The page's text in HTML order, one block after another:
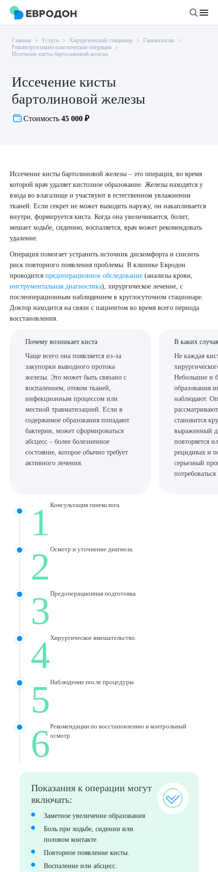
Личный кабинет
О компании
Статьи
Руководство клиники
Правовая информация
Политика конфиденциальности
Пользовательское соглашение
Врачи
Инструментальная диагностика
Хирургический стационар
Подготовка к диагностике
ДМС
Акции
Филиалы
ЗАКАЗАТЬ ЗВОНОК
ЗАПИСЬ ОНЛАЙН
Главная Услуги Хирургический стационар
Гинекология
Реконструктивно-пластические операции
Иссечение кисты бартолиновой железы
Иссечение кисты
бартолиновой железы
Стоимость 45 000 ₽
Иссечение кисты бартолиновой железы – это операция, во время
которой врач удаляет кистозное образование. Железы находятся у
входа во влагалище и участвуют в естественном увлажнении
тканей. Если секрет не может выходить наружу, он накапливается
внутри, формируется киста. Когда она увеличивается, болит,
мешает ходьбе, сидению, воспаляется, врач может рекомендовать
удаление.
Операция помогает устранить источник дискомфорта и снизить
риск повторного появления проблемы. В клинике Евродон
проводится предоперационное обследование (анализы крови,
инструментальная диагностика), хирургическое лечение, с
послеоперационным наблюдением в круглосуточном стационаре.
Доктор находится на связи с пациентом во время всего периода
восстановления.
Почему возникает киста
Чаще всего она появляется из-за
закупорки выводного протока
железы. Это может быть связано с
воспалением, отеком тканей,
инфекционным процессом или
местной травматизацией. Если в
содержимое образования попадают
бактерии, может сформироваться
абсцесс – более болезненное
состояние, которое обычно требует
активного лечения.
В каких
Не каждая
Небольшие и
образования
наблюдают.
становится
выраженный
повторяется
рецидивах и
серьезный
1 Консультация гинеколога.
2 Осмотр и уточнение диагноза.
3 Предоперационная подготовка
4Хирургическое вмешательство.
5 Наблюдение после процедуры
6Рекомендации по восстановлению и контрольный
осмотр
Показания к операции могут
включать:
Заметное увеличение образования
Боль при ходьбе, сидении или
половом контакте.
Повторное появление кисты.
Воспаление или абсцесс.